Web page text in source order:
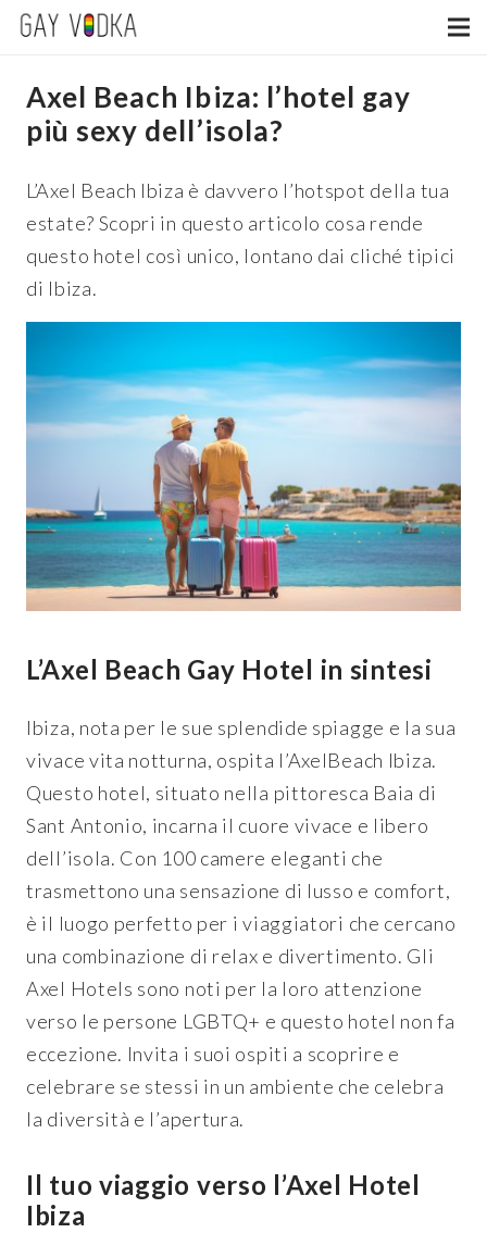
Axel Beach Ibiza: l’hotel gay
più sexy dell’isola?
L’Axel Beach Ibiza è davvero l’hotspot della tua
estate? Scopri in questo articolo cosa rende
questo hotel così unico, lontano dai cliché tipici
di Ibiza.
L’Axel Beach Gay Hotel in sintesi
Ibiza, nota per le sue splendide spiagge e la sua
vivace vita notturna, ospita l’AxelBeach Ibiza.
Questo hotel, situato nella pittoresca Baia di
Sant Antonio, incarna il cuore vivace e libero
dell’isola. Con 100 camere eleganti che
trasmettono una sensazione di lusso e comfort,
è il luogo perfetto per i viaggiatori che cercano
una combinazione di relax e divertimento. Gli
Axel Hotels sono noti per la loro attenzione
verso le persone LGBTQ+ e questo hotel non fa
eccezione. Invita i suoi ospiti a scoprire e
celebrare se stessi in un ambiente che celebra
la diversità e l’apertura.
Il tuo viaggio verso l’Axel Hotel
Ibiza